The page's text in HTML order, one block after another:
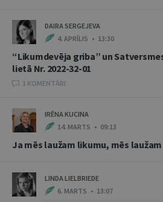
DAIRA SERGEJEVA
4. APRĪLIS • 13:30
“Likumdevēja griba” un
lietā Nr. 2022-32-01
1 KOMENTĀRI
IRĒNA KUCINA
14. MARTS • 09:13
Ja mēs laužam likumu, mēs
LINDA LIELBRIEDE
6. MARTS • 13:07